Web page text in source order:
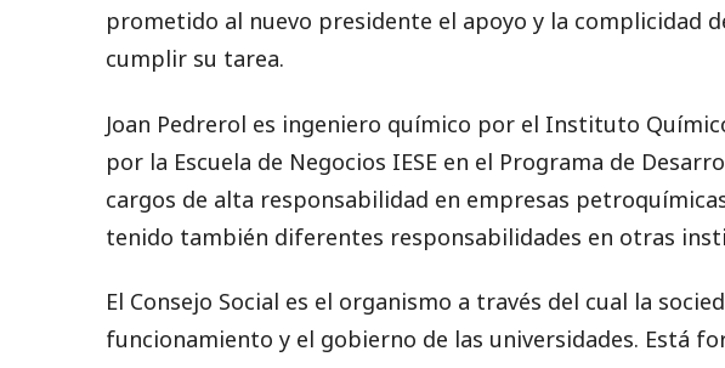
prometido al nuevo presidente el apoyo y la complicidad
cumplir su tarea.
Joan Pedrerol es ingeniero químico por el Instituto
por la Escuela de Negocios IESE en el Programa de
cargos de alta responsabilidad en empresas
tenido también diferentes responsabilidades en otras
El Consejo Social es el organismo a través del cual la
funcionamiento y el gobierno de las universidades. Está